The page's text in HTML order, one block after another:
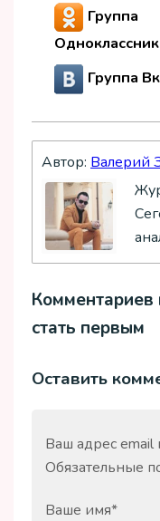
Группа
Группа
Автор: Валерий
Комментариев
стать первым
Оставить
Ваш адрес email
Обязательные
Ваше имя*